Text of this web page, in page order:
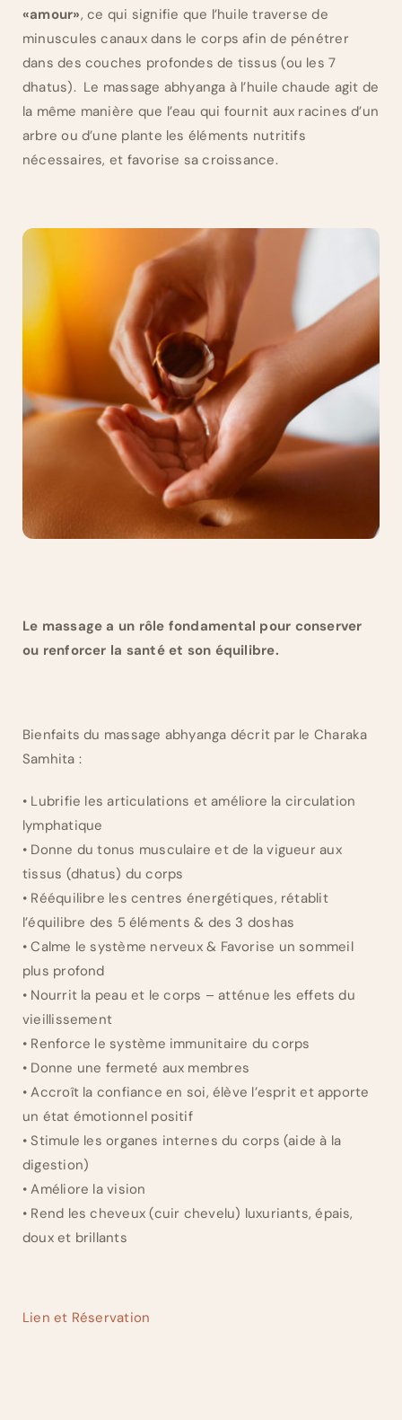
«amour», ce qui signifie que l’huile traverse de
minuscules canaux dans le corps afin de pénétrer
dans des couches profondes de tissus (ou les 7
dhatus). Le massage abhyanga à l’huile chaude agit de
la même manière que l’eau qui fournit aux racines d’un
arbre ou d’une plante les éléments nutritifs
nécessaires, et favorise sa croissance.
Le massage a un rôle fondamental pour conserver
ou renforcer la santé et son équilibre.
Bienfaits du massage abhyanga décrit par le Charaka
Samhita :
• Lubrifie les articulations et améliore la circulation
lymphatique
• Donne du tonus musculaire et de la vigueur aux
tissus (dhatus) du corps
• Rééquilibre les centres énergétiques, rétablit
l’équilibre des 5 éléments & des 3 doshas
• Calme le système nerveux & Favorise un sommeil
plus profond
• Nourrit la peau et le corps – atténue les effets du
vieillissement
• Renforce le système immunitaire du corps
• Donne une fermeté aux membres
• Accroît la confiance en soi, élève l’esprit et apporte
un état émotionnel positif
• Stimule les organes internes du corps (aide à la
digestion)
• Améliore la vision
• Rend les cheveux (cuir chevelu) luxuriants, épais,
doux et brillants
Lien et Réservation